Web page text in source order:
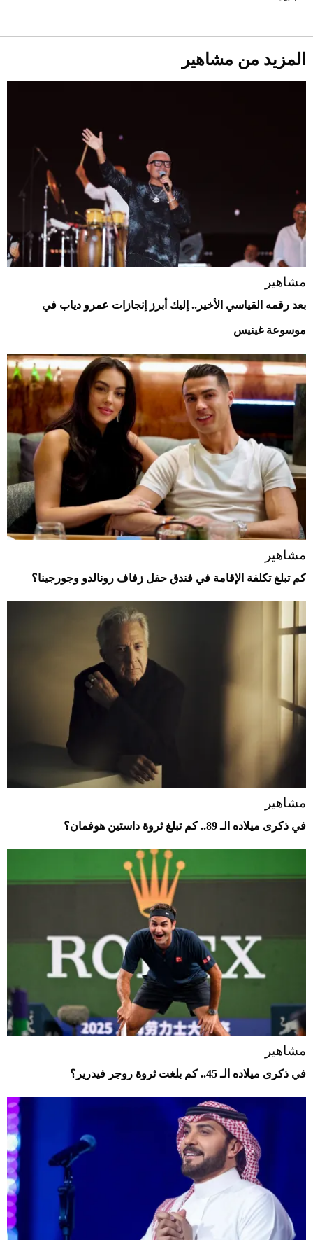
المزيد من مشاهير
مشاهير
بعد رقمه القياسي الأخير.. إليك أبرز إنجازات عمرو دياب في
موسوعة غينيس
مشاهير
كم تبلغ تكلفة الإقامة في فندق حفل زفاف رونالدو وجورجينا؟
مشاهير
في ذكرى ميلاده الـ 89.. كم تبلغ ثروة داستين هوفمان؟
مشاهير
في ذكرى ميلاده الـ 45.. كم بلغت ثروة روجر فيدرير؟